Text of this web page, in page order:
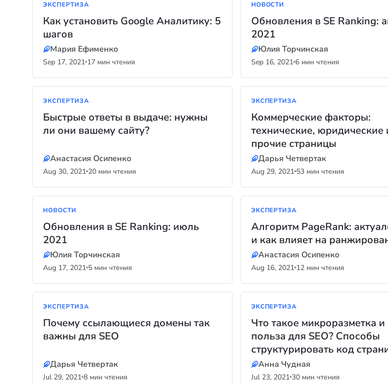
ЭКСПЕРТИЗА
Как установить Google Аналитику: 5
шагов
Мария Ефименко
Sep 17, 2021 17 мин чтения
НОВОСТИ
Обновления в SE Ranking:
2021
Юлия Торчинская
Sep 16, 2021 6 мин чтения
ЭКСПЕРТИЗА
Быстрые ответы в выдаче: нужны
ли они вашему сайту?
Анастасия Осипенко
Aug 30, 2021 20 мин чтения
ЭКСПЕРТИЗА
Коммерческие факторы:
технические, юридические
прочие страницы
Дарья Четвертак
Aug 29, 2021 53 мин чтения
НОВОСТИ
Обновления в SE Ranking: июль
2021
Юлия Торчинская
Aug 17, 2021 5 мин чтения
ЭКСПЕРТИЗА
Алгоритм PageRank:
и как влияет на
Анастасия Осипенко
Aug 16, 2021 12 мин чтения
ЭКСПЕРТИЗА
Почему ссылающиеся домены так
важны для SEO
Дарья Четвертак
Jul 29, 2021 8 мин чтения
ЭКСПЕРТИЗА
Что такое микроразметка и
польза для SEO? Способы
структурировать код
Анна Чудная
Jul 23, 2021 30 мин чтения